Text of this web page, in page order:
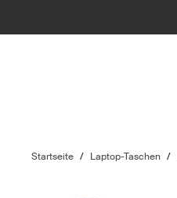
Startseite / Laptop-Taschen /